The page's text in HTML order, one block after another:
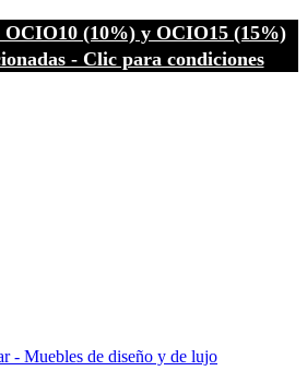
OCIO10 (10%) y OCIO15 (15%)
- Clic para condiciones